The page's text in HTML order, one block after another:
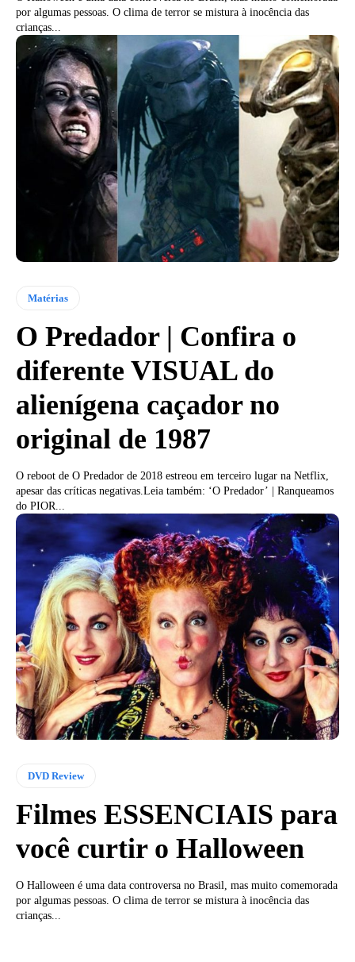
por algumas pessoas. O clima de terror se mistura à inocência das
crianças...
Matérias
O Predador | Confira o
diferente VISUAL do
alienígena caçador no
original de 1987
O reboot de O Predador de 2018 estreou em terceiro lugar na Netflix,
apesar das críticas negativas.Leia também: ‘O Predador’ | Ranqueamos
do PIOR...
DVD Review
Filmes ESSENCIAIS para
você curtir o Halloween
O Halloween é uma data controversa no Brasil, mas muito comemorada
por algumas pessoas. O clima de terror se mistura à inocência das
crianças...